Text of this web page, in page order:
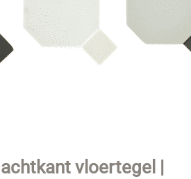
vloertegel |